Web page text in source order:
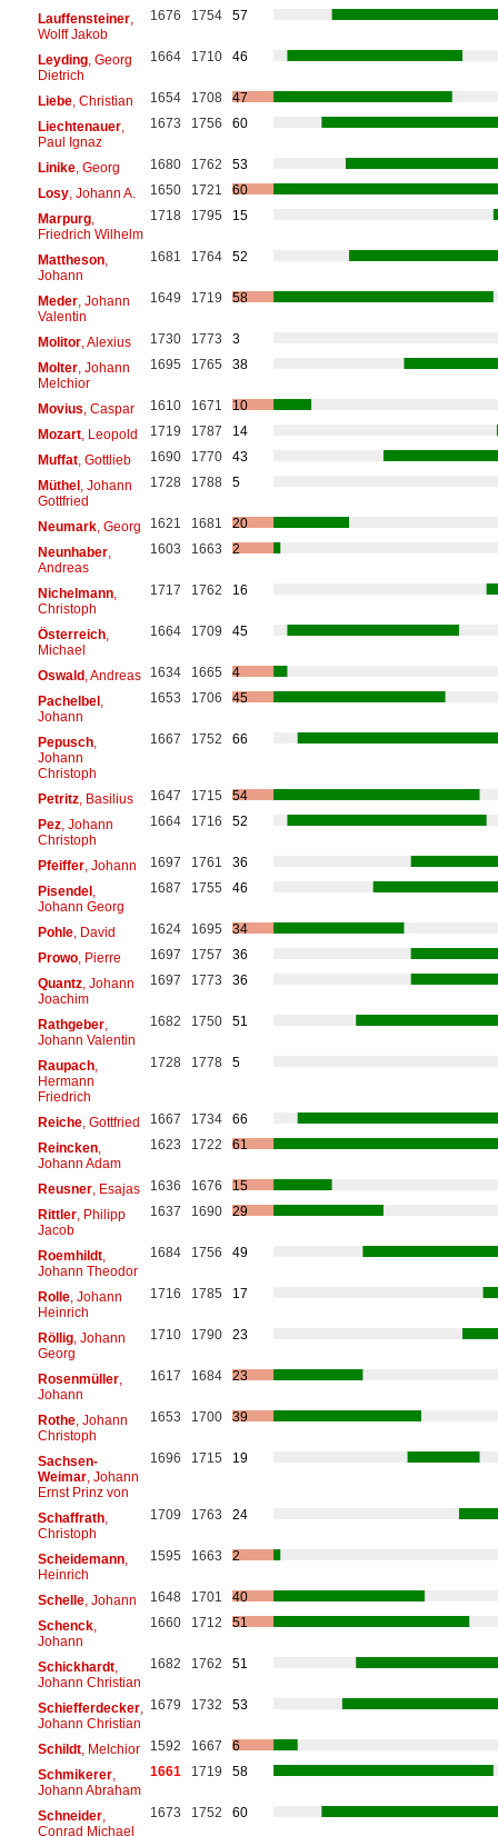
Lauffensteiner,
Wolff Jakob
1676 1754 57
Leyding, Georg
Dietrich
1664 1710 46
Liebe, Christian 1654 1708
47
Liechtenauer,
Paul Ignaz
1673 1756 60
Linike, Georg 1680 1762
53
Losy, Johann A. 1650 1721
60
Marpurg,
Friedrich Wilhelm
1718 1795 15
Mattheson,
Johann
1681 1764 52
Meder, Johann
Valentin
1649 1719 58
Molitor, Alexius 1730 1773
3
Molter, Johann
Melchior
1695 1765 38
Movius , Caspar 1610 1671
10
Mozart, Leopold 1719 1787
14
Muffat, Gottlieb 1690 1770
43
Müthel, Johann
Gottfried
1728 1788 5
Neumark, Georg 1621 1681
20
Neunhaber,
Andreas
1603 1663 2
Nichelmann,
Christoph
1717 1762 16
Österreich,
Michael
1664 1709 45
Oswald, Andreas 1634 1665
4
Pachelbel,
Johann
1653 1706 45
Pepusch,
Johann
Christoph
1667 1752 66
Petritz, Basilius 1647 1715
54
Pez, Johann
Christoph
1664 1716 52
Pfeiffer, Johann 1697 1761
36
Pisendel,
Johann Georg
1687 1755 46
Pohle, David 1624 1695
34
Prowo, Pierre 1697 1757
36
Quantz, Johann
Joachim
1697 1773 36
Rathgeber,
Johann Valentin
1682 1750 51
Raupach,
Hermann
Friedrich
1728 1778 5
Reiche, Gottfried 1667 1734
66
Reincken,
Johann Adam
1623 1722 61
Reusner, Esajas 1636 1676
15
Rittler, Philipp
Jacob
1637 1690 29
Roemhildt,
Johann Theodor
1684 1756 49
Rolle, Johann
Heinrich
1716 1785 17
Röllig, Johann
Georg
1710 1790 23
Rosenmüller,
Johann
1617 1684 23
Rothe, Johann
Christoph
1653 1700 39
Sachsen-
Weimar, Johann
Ernst Prinz von
1696 1715 19
Schaffrath,
Christoph
1709 1763 24
Scheidemann,
Heinrich
1595 1663 2
Schelle, Johann 1648 1701
40
Schenck,
Johann
1660 1712 51
Schickhardt,
Johann Christian
1682 1762 51
Schiefferdecker,
Johann Christian
1679 1732 53
Schildt, Melchior 1592 1667
6
Schmikerer,
Johann Abraham
1661 1719 58
Schneider,
Conrad Michael
1673 1752 60